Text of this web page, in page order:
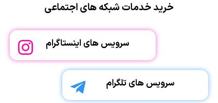
خرید خدمات شبکه های اجتماعی
سرویس های اینستاگرام
سرویس های تلگرام